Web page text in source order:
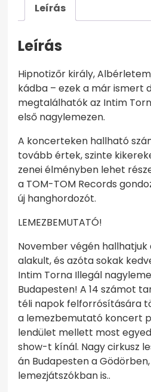
Leírás
Leírás
Hipnotizőr király,
kádba – ezek a már ismert
megtalálhatók az Intim
első nagylemezen.
A koncerteken hallható
tovább értek, szinte
zenei élményben lehet
a TOM-TOM Records
új hanghordozót.
LEMEZBEMUTATÓ!
November végén
alakult, és azóta sokak
Intim Torna Illegál
Budapesten! A 14 számot
téli napok felforrósítására
a lemezbemutató koncert
lendület mellett most
show-t kínál. Nagy cirkusz
án Budapesten a
lemezjátszókban is..